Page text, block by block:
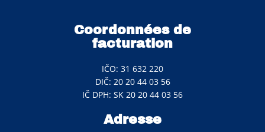
Coordonnées de
facturation
IČO: 31 632 220
DIČ: 20 20 44 03 56
IČ DPH: SK 20 20 44 03 56
Adresse